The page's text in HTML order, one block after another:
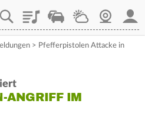
PlaylistStaupilotWetterWebcam
> Pfefferpistolen Attacke in
ANGRIFF IM